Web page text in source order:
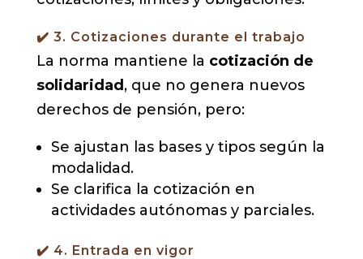
✔️ 3. Cotizaciones durante el trabajo
La norma mantiene la cotización de
solidaridad , que no genera nuevos
derechos de pensión, pero:
Se ajustan las bases y tipos según la
modalidad.
Se clarifica la cotización en
actividades autónomas y parciales.
✔️ 4. Entrada en vigor